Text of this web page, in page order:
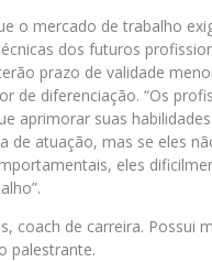
o mercado de trabalho
dos futuros
prazo de validade
de diferenciação. “Os
aprimorar suas
de atuação, mas se eles
eles
coach de carreira. Possui
palestrante.